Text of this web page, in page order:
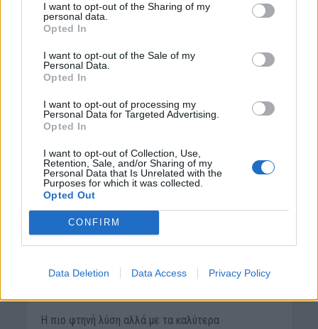
I want to opt-out of the Sharing of my
personal data.
Opted In
I want to opt-out of the Sale of my
Personal Data.
Opted In
I want to opt-out of processing my
Personal Data for Targeted Advertising.
Opted In
I want to opt-out of Collection, Use,
Retention, Sale, and/or Sharing of my
Personal Data that Is Unrelated with the
Purposes for which it was collected.
Opted Out
CONFIRM
Data Deletion Data Access Privacy Policy
παιδική σας ηλικία; Είχα...
ΓΕΎΣΗ - ΨΥΧΑΓΩΓΊΑ
Κρητική Διατροφή – Η
ιδανική λύση για
κολατσιό στο σχολείο!
Η πιο φτηνή λύση αλλά με τα καλύτερα